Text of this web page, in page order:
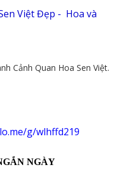
Việt Đẹp - Hoa và
Cảnh Quan Hoa Sen Việt.
g/wlhffd219
NGÀY